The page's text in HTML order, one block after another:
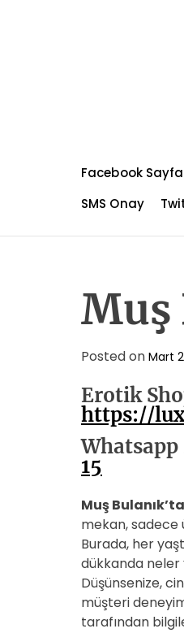
t
Facebook
SMS Onay
Muş
Posted on Mart
Erotik
https://
Whatsapp
15
Muş
mekan, sadece
Burada, her
dükkanda neler
Düşünsenize,
müşteri
tarafından